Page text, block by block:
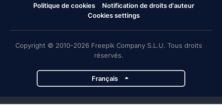
Politique de cookies
Notification de droits d'auteur
Cookies settings
Copyright © 2010-2026 Freepik Company S.L.U. Tous droits
réservés.
Français